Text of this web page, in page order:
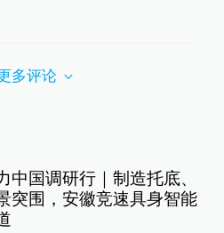
多评论
中国调研行｜制造托底、
突围，安徽竞速具身智能